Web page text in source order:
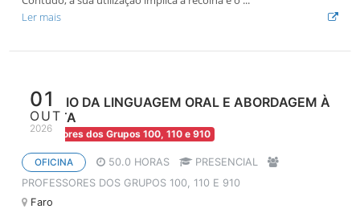
Ler mais
01
OUT
2026
DOMÍNIO DA LINGUAGEM ORAL E ABORDAGEM À
ESCRITA
Professores dos Grupos 100, 110 e 910
OFICINA 50.0 HORAS
PRESENCIAL
PROFESSORES DOS GRUPOS 100, 110 E 910
Faro